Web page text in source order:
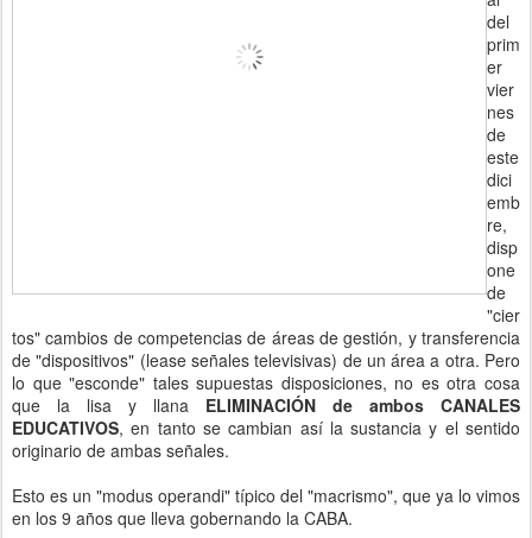
del
prim
er
vier
nes
de
este
dici
emb
re,
disp
one
de
"cier
tos" cambios de competencias de áreas de gestión, y transferencia
de "dispositivos" (lease señales televisivas) de un área a otra. Pero
lo que "esconde" tales supuestas disposiciones, no es otra cosa
que la lisa y llana ELIMINACIÓN de ambos CANALES
EDUCATIVOS, en tanto se cambian así la sustancia y el sentido
originario de ambas señales.
Esto es un "modus operandi" típico del "macrismo", que ya lo vimos
en los 9 años que lleva gobernando la CABA.